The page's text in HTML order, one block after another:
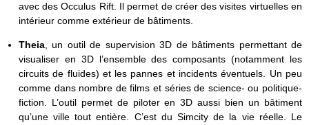
avec des Occulus Rift. Il permet de créer des visites virtuelles en
intérieur comme extérieur de bâtiments.
Theia, un outil de supervision 3D de bâtiments permettant de
visualiser en 3D l’ensemble des composants (notamment les
circuits de fluides) et les pannes et incidents éventuels. Un peu
comme dans nombre de films et séries de science- ou politique-
fiction. L’outil permet de piloter en 3D aussi bien un bâtiment
qu’une ville tout entière. C’est du Simcity de la vie réelle. Le